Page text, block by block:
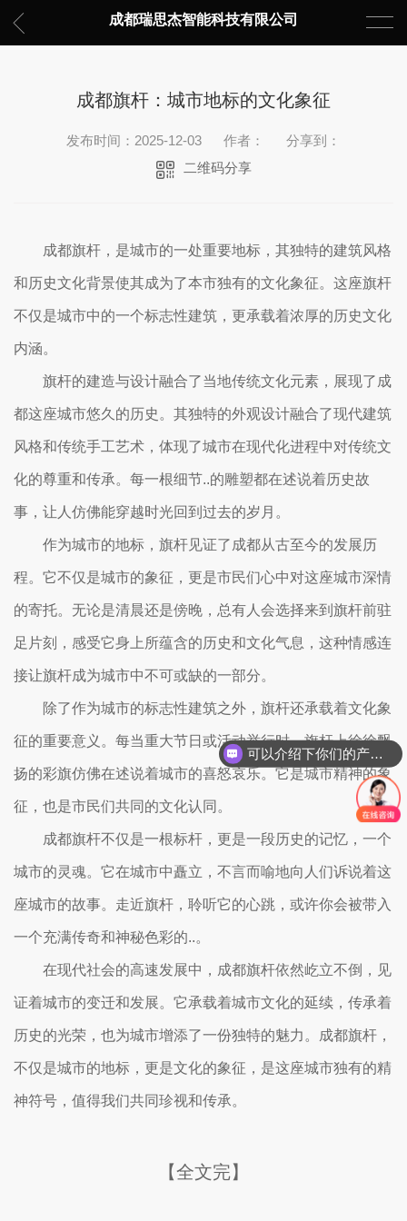
成都瑞思杰智能科技有限公司
成都旗杆：城市地标的文化象征
发布时间：2025-12-03 作者：
分享到：
二维码分享
成都旗杆，是城市的一处重要地标，其独特的建筑风格
和历史文化背景使其成为了本市独有的文化象征。这座旗杆
不仅是城市中的一个标志性建筑，更承载着浓厚的历史文化
内涵。
旗杆的建造与设计融合了当地传统文化元素，展现了成
都这座城市悠久的历史。其独特的外观设计融合了现代建筑
风格和传统手工艺术，体现了城市在现代化进程中对传统文
化的尊重和传承。每一根细节..的雕塑都在述说着历史故
事，让人仿佛能穿越时光回到过去的岁月。
作为城市的地标，旗杆见证了成都从古至今的发展历
程。它不仅是城市的象征，更是市民们心中对这座城市深情
的寄托。无论是清晨还是傍晚，总有人会选择来到旗杆前驻
足片刻，感受它身上所蕴含的历史和文化气息，这种情感连
接让旗杆成为城市中不可或缺的一部分。
除了作为城市的标志性建筑之外，旗杆还承载着文化象
征的重要意义。每当重大节日或活动举行时，旗杆上徐徐飘
扬的彩旗仿佛在述说着城市的喜怒哀乐。它是城市精神的象
征，也是市民们共同的文化认同。
成都旗杆不仅是一根标杆，更是一段历史的记忆，一个
城市的灵魂。它在城市中矗立，不言而喻地向人们诉说着这
座城市的故事。走近旗杆，聆听它的心跳，或许你会被带入
一个充满传奇和神秘色彩的..。
在现代社会的高速发展中，成都旗杆依然屹立不倒，见
证着城市的变迁和发展。它承载着城市文化的延续，传承着
历史的光荣，也为城市增添了一份独特的魅力。成都旗杆，
不仅是城市的地标，更是文化的象征，是这座城市独有的精
神符号，值得我们共同珍视和传承。
【全文完】
可以介绍下你们的产品么？